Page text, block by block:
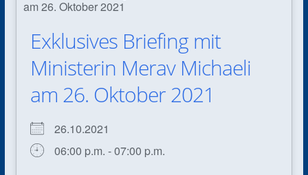
Exklusives Briefing mit
Ministerin Merav Michaeli
am 26. Oktober 2021
26.10.2021
06:00 p.m. - 07:00 p.m.